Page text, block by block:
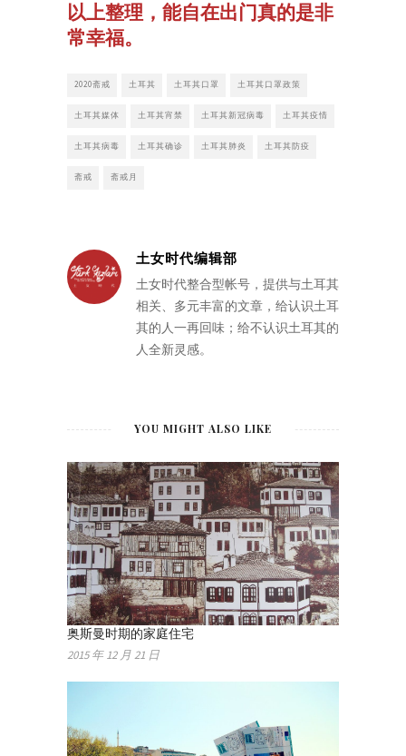
以上整理，能自在出门真的是非
常幸福。
2020斋戒 土耳其 土耳其口罩 土耳其口罩政策
土耳其媒体 土耳其宵禁 土耳其新冠病毒 土耳其疫情
土耳其病毒 土耳其确诊 土耳其肺炎 土耳其防疫
斋戒 斋戒月
土女时代编辑部
土女时代整合型帐号，提供与土耳其
相关、多元丰富的文章，给认识土耳
其的人一再回味；给不认识土耳其的
人全新灵感。
YOU MIGHT ALSO LIKE
奥斯曼时期的家庭住宅
2015 年 12 月 21 日